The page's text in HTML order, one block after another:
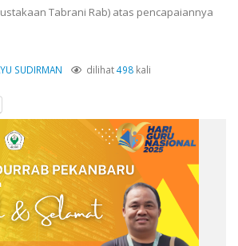
Tabrani Rab) atas pencapaiannya
SUDIRMAN dilihat498 kali